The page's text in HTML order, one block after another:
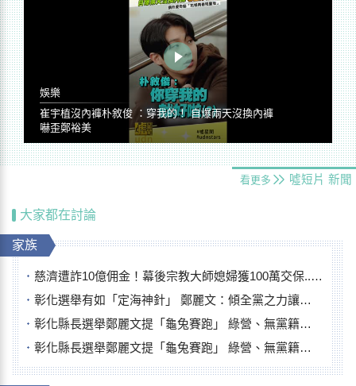
娛樂
崔宇植沒內褲朴敘俊 ：穿我的！ 自爆兩天沒換內褲
嚇歪鄭裕美
看更多 噓短片 新聞
大家都在討論
家族
慈濟遭詐10億佣金！幕後宗教大師媳婦獲100萬交保...快步奔離不發一語
彰化選舉有如「定海神針」 鄭麗文：傾全黨之力讓彰化贏
彰化縣長選舉鄭麗文提「龜兔賽跑」 綠營、無黨籍忙否認是烏龜
彰化縣長選舉鄭麗文提「龜兔賽跑」 綠營、無黨籍忙否認是烏龜